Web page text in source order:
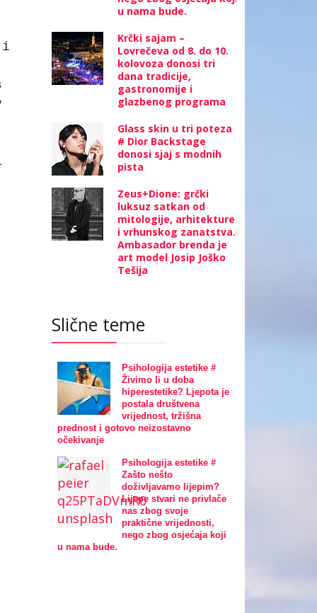
i
u nama bude.
Krčki sajam –
Lovrečeva od 8. do 10.
kolovoza donosi tri
dana tradicije,
gastronomije i
glazbenog programa
Glass skin u tri poteza
# Dior Backstage
donosi sjaj s modnih
pista
Zeus+Dione: grčki
luksuz satkan od
mitologije, arhitekture
i vrhunskog zanatstva.
Ambasador brenda je
art model Josip Joško
Tešija
Slične teme
Psihologija estetike #
Živimo li u doba
hiperestetike? Ljepota je
postala društvena
vrijednost, tržišna
prednost i gotovo neizostavno
očekivanje
Psihologija estetike #
Zašto nešto
doživljavamo lijepim?
Lijepe stvari ne privlače
nas zbog svoje
praktične vrijednosti,
nego zbog osjećaja koji
u nama bude.